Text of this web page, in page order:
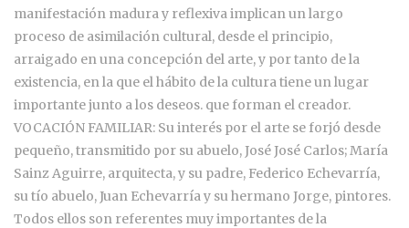
manifestación madura y reflexiva implican un largo
proceso de asimilación cultural, desde el principio,
arraigado en una concepción del arte, y por tanto de la
existencia, en la que el hábito de la cultura tiene un lugar
importante junto a los deseos. que forman el creador.
VOCACIÓN FAMILIAR: Su interés por el arte se forjó desde
pequeño, transmitido por su abuelo, José José Carlos; María
Sainz Aguirre, arquitecta, y su padre, Federico Echevarría,
su tío abuelo, Juan Echevarría y su hermano Jorge, pintores.
Todos ellos son referentes muy importantes de la